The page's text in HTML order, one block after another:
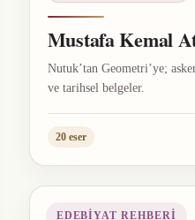
Mustafa Kemal
Nutuk’tan Geometri’ye;
ve tarihsel belgeler.
20 eser
EDEBIYAT REHBERI